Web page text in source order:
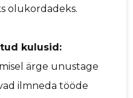
olukordadeks.
kulusid:
ärge unustage
ilmneda tööde